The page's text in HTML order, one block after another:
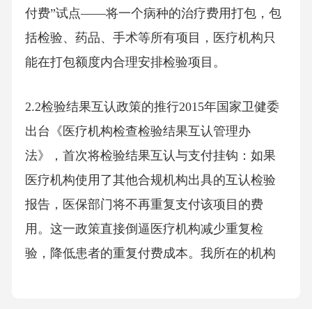
付费”试点——将一个病种的治疗费用打包，包
括检验、药品、手术等所有项目，医疗机构只
能在打包额度内合理安排检验项目。
2.2检验结果互认政策的推行2015年国家卫健委
出台《医疗机构检查检验结果互认管理办
法》，首次将检验结果互认与支付挂钩：如果
医疗机构使用了其他合规机构出具的互认检验
报告，医保部门将不再重复支付该项目的费
用。这一政策直接倒逼医疗机构减少重复检
验，降低患者的重复付费成本。我所在的机构